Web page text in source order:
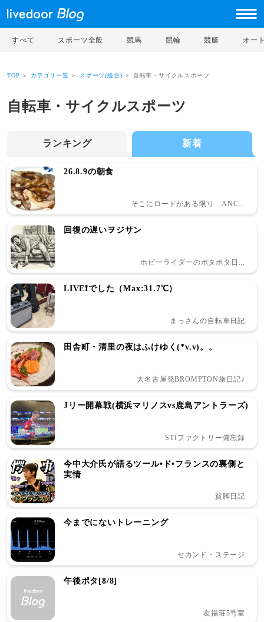
すべて スポーツ全般 競馬 競輪 競艇 オー
TOP ＞ カテゴリ一覧 ＞ スポーツ(総合) ＞ 自転車・サイクルスポーツ
自転車・サイクルスポーツ
ランキング 新着
26.8.9の朝食
そこにロードがある限り ANC...
回復の遅いヲジサン
ホビーライダーのポタポタ日...
LIVE❗️でした（Max:31.7℃）
まっさんの自転車日記
田舎町・清里の夜はふけゆく(*v.v)。。
大名古屋発BROMPTON旅日記♪
Jリー開幕戦(横浜マリノスvs鹿島アントラーズ)
STIファクトリー備忘録
今中大介氏が語るツール•ド•フランスの裏側と
実情
貧脚日記
今までにないトレーニング
セカンド・ステージ
午後ポタ[8/8]
友福荘5号室